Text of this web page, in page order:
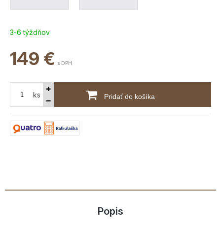
3-6 týždňov
149 € s DPH
ks Pridať do košíka
Popis